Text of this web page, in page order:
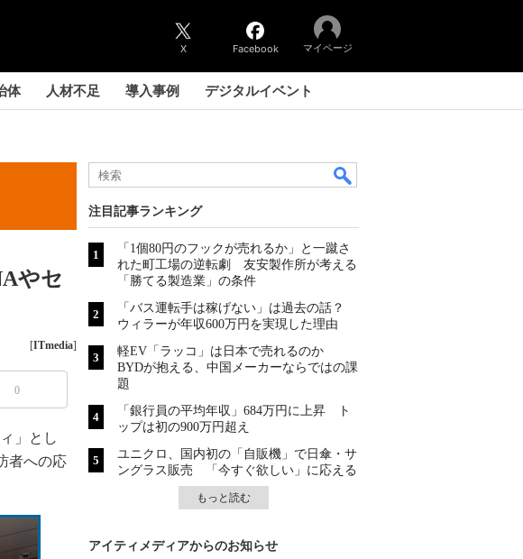
X Facebook マイページ
体 人材不足 導入事例 デジタルイベント
やセ
[ITmedia]
0
」とし
者への応
注目記事ランキング
「1個80円のフックが売れるか」と一蹴さ
れた町工場の逆転劇 友安製作所が考える
「勝てる製造業」の条件
「バス運転手は稼げない」は過去の話？
ウィラーが年収600万円を実現した理由
軽EV「ラッコ」は日本で売れるのか
BYDが抱える、中国メーカーならではの課
題
「銀行員の平均年収」684万円に上昇 ト
ップは初の900万円超え
ユニクロ、国内初の「自販機」で日傘・サ
ングラス販売 「今すぐ欲しい」に応える
もっと読む
アイティメディアからのお知らせ